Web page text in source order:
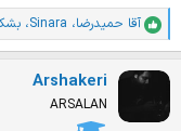
ا
م
ت
ا
ز
آقا حمیدرضا، Sinara،
Arshakeri
ARSALAN